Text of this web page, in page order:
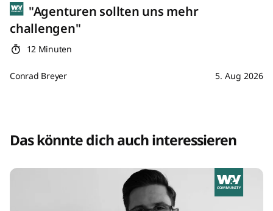
"Agenturen sollten uns mehr
challengen"
12 Minuten
Conrad Breyer 5. Aug 2026
Das könnte dich auch interessieren